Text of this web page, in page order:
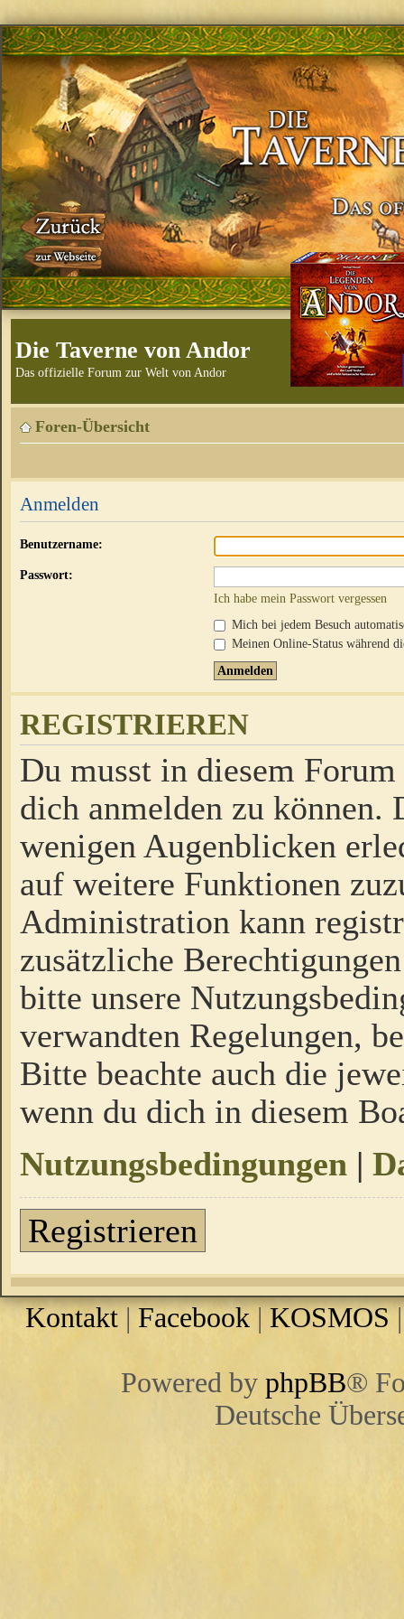
Die Taverne von Andor
Das offizielle Forum zur Welt von Andor
Foren-Übersicht
Anmelden
Benutzername:
Passwort:
Ich habe mein Passwort vergessen
Mich bei jedem Besuch
Meinen Online-Status während
REGISTRIEREN
Du musst in diesem
dich anmelden zu
wenigen Augenblicken
auf weitere Funktionen
Administration kann
zusätzliche
bitte unsere
verwandten Regelungen,
Bitte beachte auch die
wenn du dich in diesem
Nutzungsbedingungen |
Registrieren
Kontakt | Facebook |KOSMOS
Powered by phpBB®
Deutsche